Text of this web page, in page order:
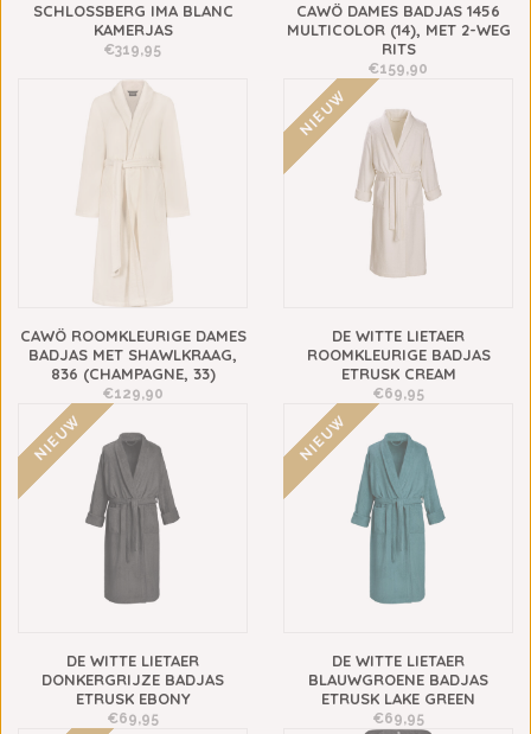
SCHLOSSBERG IMA BLANC
KAMERJAS
€319,95
CAWÖ DAMES BADJAS 1456
MULTICOLOR (14), MET 2-WEG
RITS
€159,90
CAWÖ ROOMKLEURIGE DAMES
BADJAS MET SHAWLKRAAG,
836 (CHAMPAGNE, 33)
€129,90
NIEUW
DE WITTE LIETAER
ROOMKLEURIGE BADJAS
ETRUSK CREAM
€69,95
NIEUW
DE WITTE LIETAER
DONKERGRIJZE BADJAS
ETRUSK EBONY
€69,95
NIEUW
DE WITTE LIETAER
BLAUWGROENE BADJAS
ETRUSK LAKE GREEN
€69,95